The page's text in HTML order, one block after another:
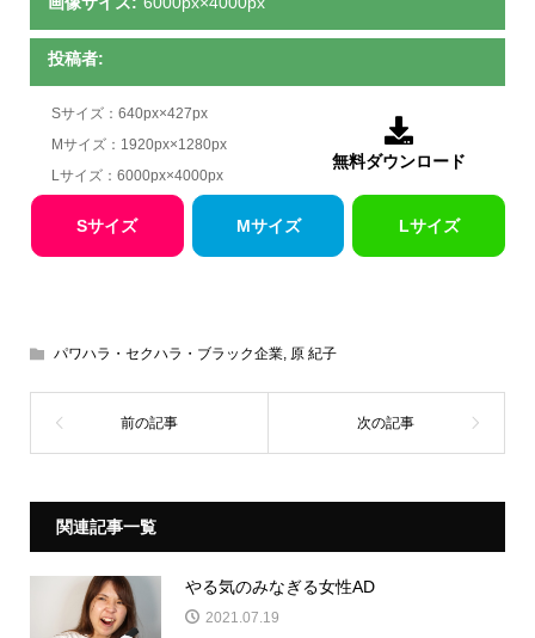
投稿者:
Sサイズ：640px×427px
Mサイズ：1920px×1280px
Lサイズ：6000px×4000px

無料ダウンロード
Sサイズ Mサイズ Lサイズ
パワハラ・セクハラ・ブラック企業, 原 紀子
関連記事一覧
やる気のみなぎる女性AD
2021.07.19